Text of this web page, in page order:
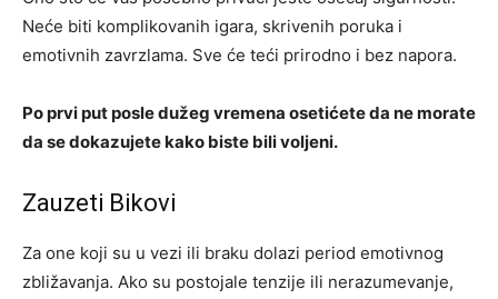
Neće biti komplikovanih igara, skrivenih poruka i
emotivnih zavrzlama. Sve će teći prirodno i bez napora.
Po prvi put posle dužeg vremena osetićete da ne morate
da se dokazujete kako biste bili voljeni.
Zauzeti Bikovi
Za one koji su u vezi ili braku dolazi period emotivnog
zbližavanja. Ako su postojale tenzije ili nerazumevanje,